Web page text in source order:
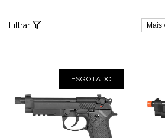
Filtrar
ESGOTADO